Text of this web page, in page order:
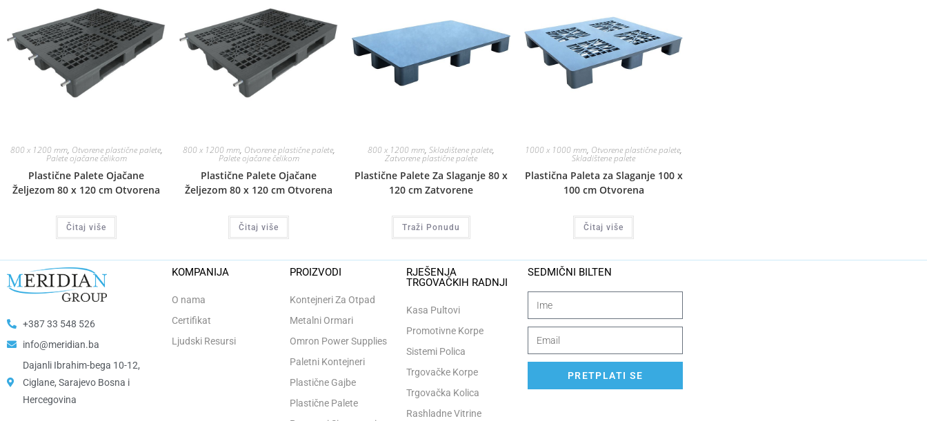
800 x 1200 mm, Otvorene plastične palete,
Palete ojačane čelikom
Plastične Palete Ojačane
Željezom 80 x 120 cm Otvorena
Čitaj više
800 x 1200 mm, Otvorene plastične palete,
Palete ojačane čelikom
Plastične Palete Ojačane
Željezom 80 x 120 cm Otvorena
Čitaj više
800 x 1200 mm, Skladištene palete,
Zatvorene plastične palete
Plastične Palete Za Slaganje 80 x
120 cm Zatvorene
Traži Ponudu
1000 x 1000 mm, Otvorene plastične palete,
Skladištene palete
Plastična Paleta za Slaganje 100 x
100 cm Otvorena
Čitaj više
+387 33 548 526
info@meridian.ba
Dajanli Ibrahim-bega 10-12,
Ciglane, Sarajevo Bosna i
Hercegovina​
KOMPANIJA
O nama
Certifikat
Ljudski Resursi
PROIZVODI
Kontejneri Za Otpad
Metalni Ormari
Omron Power Supplies
Paletni Kontejneri
Plastične Gajbe
Plastične Palete
RJEŠENJA
TRGOVAČKIH RADNJI
Kasa Pultovi
Promotivne Korpe
Sistemi Polica
Trgovačke Korpe
Trgovačka Kolica
Rashladne Vitrine
SEDMIČNI BILTEN
PRETPLATI SE